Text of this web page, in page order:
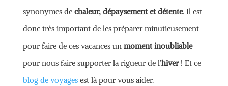
synonymes de chaleur, dépaysement et détente. Il est
donc très important de les préparer minutieusement
pour faire de ces vacances un moment inoubliable
pour nous faire supporter la rigueur de l’hiver! Et ce
blog de voyagesest là pour vous aider.